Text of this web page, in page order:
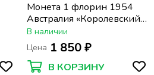
Монета 1 флорин 1954
Австралия «Королевский
визит в Австралию»
В наличии
Цена 1 850 ₽
В КОРЗИНУ